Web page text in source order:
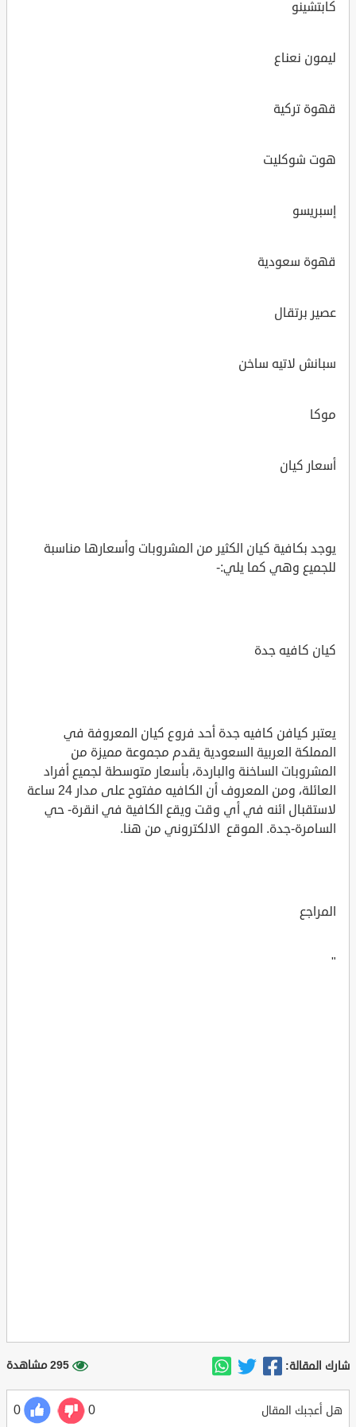
كابتشينو
ليمون نعناع
قهوة تركية
هوت شوكليت
إسبريسو
قهوة سعودية
عصير برتقال
سبانش لاتيه ساخن
موكا
أسعار كيان
يوجد بكافية كيان الكثير من المشروبات وأسعارها مناسبة
للجميع وهي كما يلي:-
كيان كافيه جدة
يعتبر كيافن كافيه جدة أحد فروع كيان المعروفة في
المملكة العربية السعودية يقدم مجموعة مميزة من
المشروبات الساخنة والباردة، بأسعار متوسطة لجميع أفراد
العائلة، ومن المعروف أن الكافيه مفتوح على مدار 24 ساعة
لاستقبال ائنه في أي وقت ويقع الكافية في انقرة- حي
السامرة-جدة. الموقع الالكتروني من هنا.
المراجع
"
شارك المقالة: 295 مشاهدة
هل أعجبك المقال 0
0